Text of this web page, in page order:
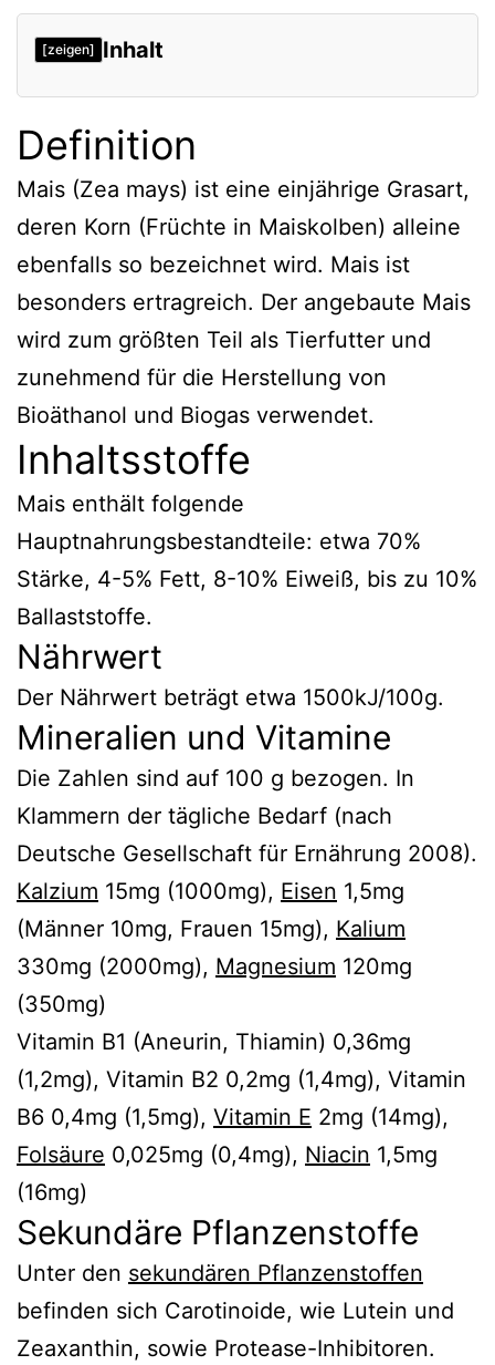
[zeigen] Inhalt
Definition
Inhaltsstoffe
Nährwert
Mineralien und Vitamine
Sekundäre Pflanzenstoffe
Von medizinischem Interesse
Verweise
Definition
Mais (Zea mays) ist eine einjährige Grasart,
deren Korn (Früchte in Maiskolben) alleine
ebenfalls so bezeichnet wird. Mais ist
besonders ertragreich. Der angebaute Mais
wird zum größten Teil als Tierfutter und
zunehmend für die Herstellung von
Bioäthanol und Biogas verwendet.
Inhaltsstoffe
Mais enthält folgende
Hauptnahrungsbestandteile: etwa 70%
Stärke, 4-5% Fett, 8-10% Eiweiß, bis zu 10%
Ballaststoffe.
Nährwert
Der Nährwert beträgt etwa 1500kJ/100g.
Mineralien und Vitamine
Die Zahlen sind auf 100 g bezogen. In
Klammern der tägliche Bedarf (nach
Deutsche Gesellschaft für Ernährung 2008).
Kalzium 15mg (1000mg), Eisen 1,5mg
(Männer 10mg, Frauen 15mg), Kalium
330mg (2000mg), Magnesium 120mg
(350mg)
Vitamin B1 (Aneurin, Thiamin) 0,36mg
(1,2mg), Vitamin B2 0,2mg (1,4mg), Vitamin
B6 0,4mg (1,5mg), Vitamin E 2mg (14mg),
Folsäure 0,025mg (0,4mg), Niacin 1,5mg
(16mg)
Sekundäre Pflanzenstoffe
Unter den sekundären Pflanzenstoffen
befinden sich Carotinoide, wie Lutein und
Zeaxanthin, sowie Protease-Inhibitoren.